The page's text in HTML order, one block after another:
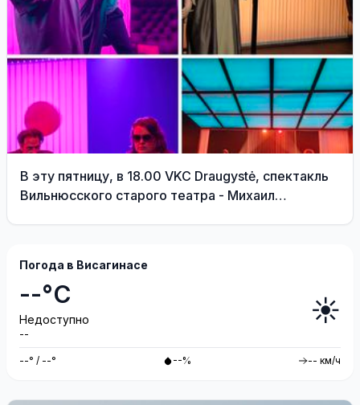
В эту пятницу, в 18.00 VKC Draugystė, спектакль
Вильнюсского старого театра - Михаил
Погода в Висагинасе
--°C
Недоступно
--
☀️
--° / --° --% -- км/ч